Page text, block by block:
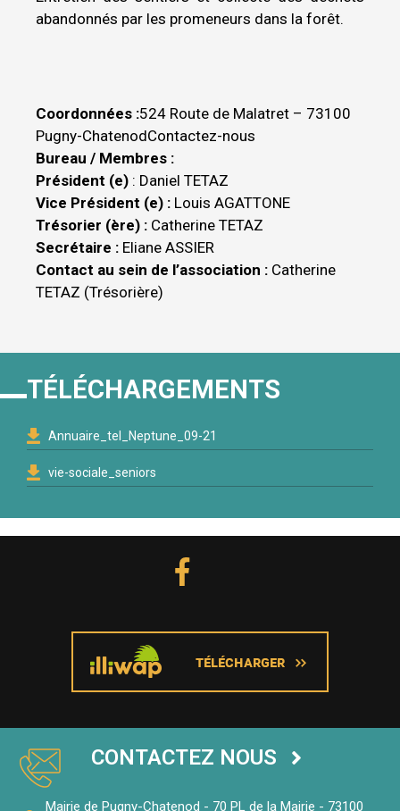
abandonnés par les promeneurs dans la forêt.
Coordonnées :524 Route de Malatret – 73100
Pugny-ChatenodContactez-nous
Bureau / Membres :
Président (e) : Daniel TETAZ
Vice Président (e) : Louis AGATTONE
Trésorier (ère) : Catherine TETAZ
Secrétaire : Eliane ASSIER
Contact au sein de l’association : Catherine
TETAZ (Trésorière)
TÉLÉCHARGEMENTS
Annuaire_tel_Neptune_09-21
vie-sociale_seniors
CONTACTEZ NOUS
Mairie de Pugny-Chatenod - 70 PL de la Mairie - 73100